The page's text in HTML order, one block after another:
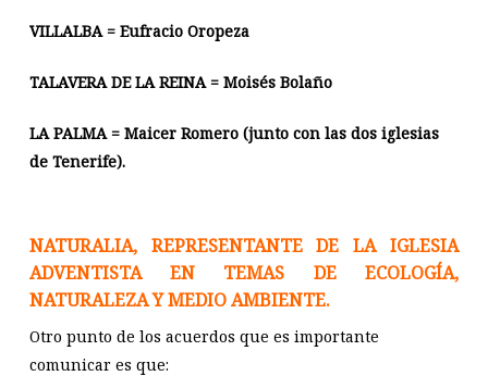
VILLALBA = Eufracio Oropeza
TALAVERA DE LA REINA = Moisés Bolaño
LA PALMA = Maicer Romero (junto con las dos iglesias
de Tenerife).
NATURALIA, REPRESENTANTE DE LA IGLESIA
ADVENTISTA EN TEMAS DE ECOLOGÍA,
NATURALEZA Y MEDIO AMBIENTE.
Otro punto de los acuerdos que es importante
comunicar es que: